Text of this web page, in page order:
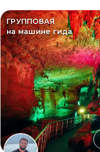
ГРУППОВАЯ
на машине гида